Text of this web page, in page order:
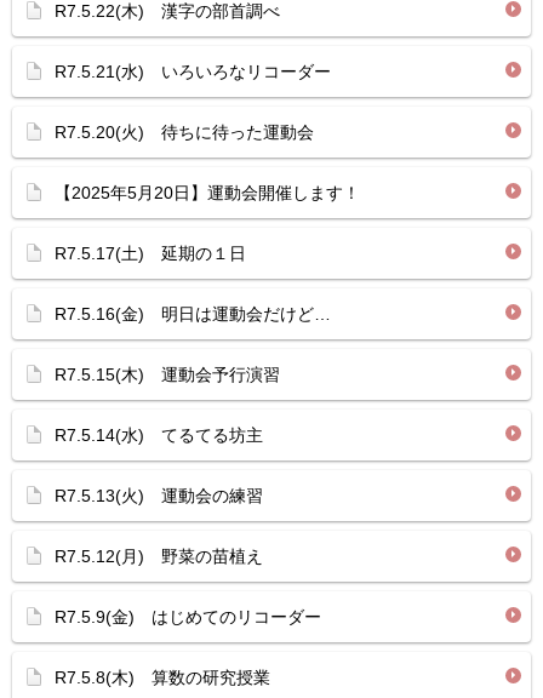
R7.5.22(木) 漢字の部首調べ
R7.5.21(水) いろいろなリコーダー
R7.5.20(火) 待ちに待った運動会
【2025年5月20日】運動会開催します！
R7.5.17(土) 延期の１日
R7.5.16(金) 明日は運動会だけど…
R7.5.15(木) 運動会予行演習
R7.5.14(水) てるてる坊主
R7.5.13(火) 運動会の練習
R7.5.12(月) 野菜の苗植え
R7.5.9(金) はじめてのリコーダー
R7.5.8(木) 算数の研究授業